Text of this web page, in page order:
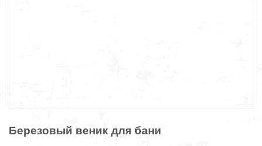
Березовый веник для бани